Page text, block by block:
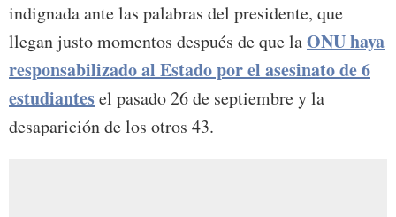
indignada ante las palabras del presidente, que
llegan justo momentos después de que laONU haya
responsabilizado al Estado por el asesinato de 6
estudiantesel pasado 26 de septiembre y la
desaparición de los otros 43.